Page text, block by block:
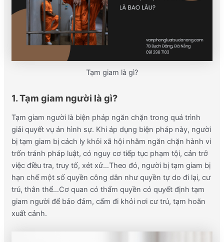
Tạm giam là gì?
1. Tạm giam người là gì?
Tạm giam người là biện pháp ngăn chặn trong quá trình
giải quyết vụ án hình sự. Khi áp dụng biện pháp này, người
bị tạm giam bị cách ly khỏi xã hội nhằm ngăn chặn hành vi
trốn tránh pháp luật, có nguy cơ tiếp tục phạm tội, cản trở
việc điều tra, truy tố, xét xử…Theo đó, người bị tạm giam bị
hạn chế một số quyền công dân như quyền tự do đi lại, cư
trú, thân thể…Cơ quan có thẩm quyền có quyết định tạm
giam người để bảo đảm, cấm đi khỏi nơi cư trú, tạm hoãn
xuất cảnh.